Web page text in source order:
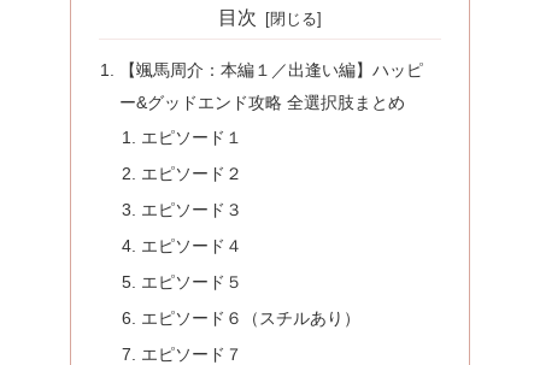
目次
【颯馬周介：本編１／出逢い編】ハッピ
ー&グッドエンド攻略 全選択肢まとめ
エピソード１
エピソード２
エピソード３
エピソード４
エピソード５
エピソード６（スチルあり）
エピソード７